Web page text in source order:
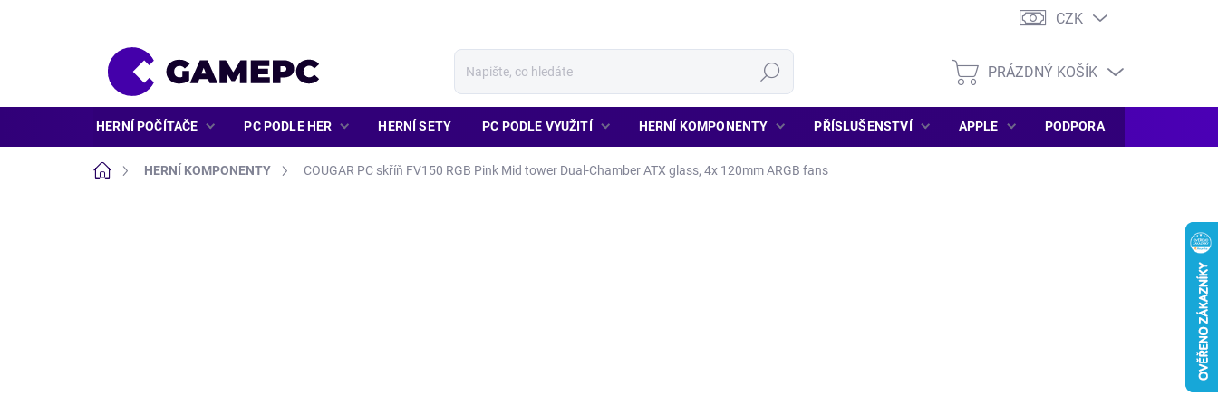
CZK
Hledat
NÁKUPNÍ
PRÁZDNÝ KOŠÍK
HERNÍ POČÍTAČE PC PODLE HER HERNÍ SETY PC PODLE VYUŽITÍ HERNÍ KOMPONENTY PŘÍSLUŠENSTVÍ APPLE PODPORA
Domů HERNÍ KOMPONENTY COUGAR PC skříň FV150 RGB Pink Mid tower Dual-Chamber ATX glass, 4x 120mm ARGB fans